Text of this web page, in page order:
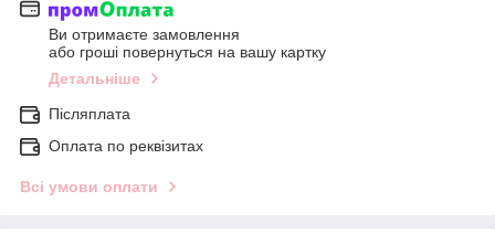
Ви отримаєте замовлення
або гроші повернуться на вашу картку
Детальніше
Післяплата
Оплата по реквізитах
Всі умови оплати